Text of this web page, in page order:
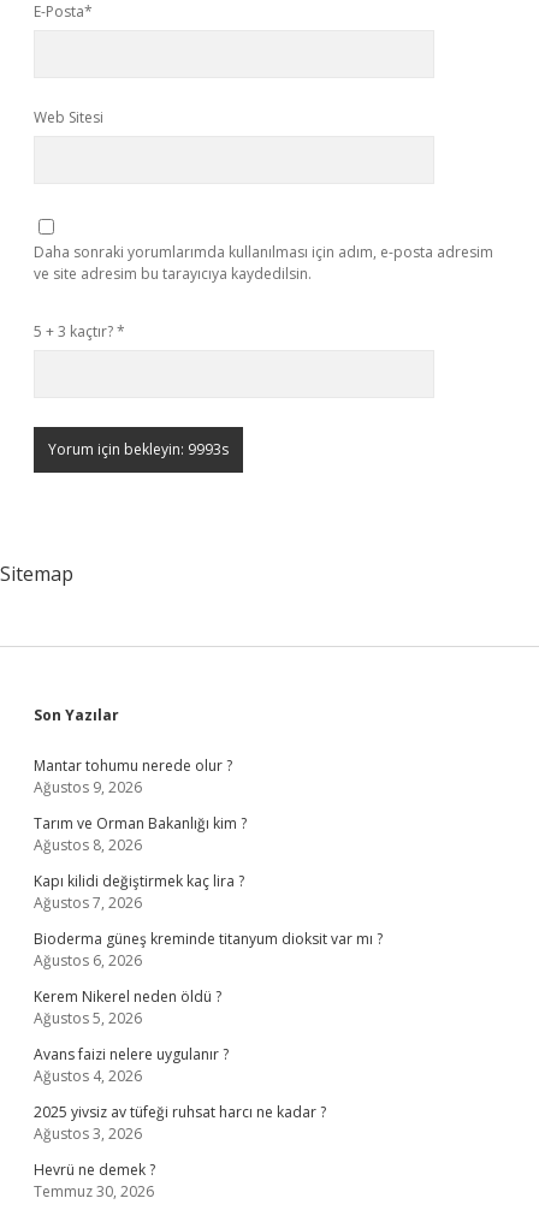
E-Posta*
Web Sitesi
Daha sonraki yorumlarımda kullanılması için adım, e-posta adresim
ve site adresim bu tarayıcıya kaydedilsin.
5 + 3 kaçtır?*
Sitemap
Sidebar
Son Yazılar
Mantar tohumu nerede olur ?
Ağustos 9, 2026
Tarım ve Orman Bakanlığı kim ?
Ağustos 8, 2026
Kapı kilidi değiştirmek kaç lira ?
Ağustos 7, 2026
Bioderma güneş kreminde titanyum dioksit var mı ?
Ağustos 6, 2026
Kerem Nikerel neden öldü ?
Ağustos 5, 2026
Avans faizi nelere uygulanır ?
Ağustos 4, 2026
2025 yivsiz av tüfeği ruhsat harcı ne kadar ?
Ağustos 3, 2026
Hevrü ne demek ?
Temmuz 30, 2026